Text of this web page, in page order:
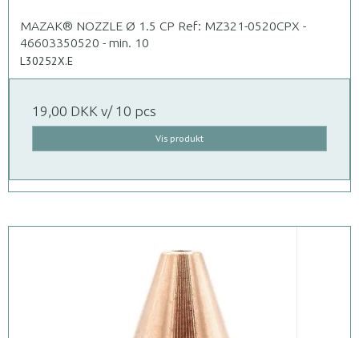
MAZAK® NOZZLE Ø 1.5 CP Ref: MZ321-0520CPX -
46603350520 - min. 10
L30252X.E
19,00 DKK v/ 10 pcs
Vis produkt